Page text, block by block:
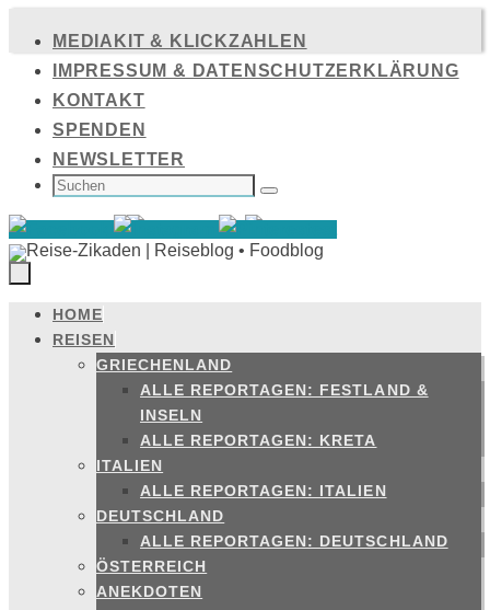
Inhalt
springen
MEDIAKIT & KLICKZAHLEN
IMPRESSUM & DATENSCHUTZERKLÄRUNG
KONTAKT
SPENDEN
NEWSLETTER
SUCHEN
NACH: Suchen
Zum
Inhalt
springen
HOME
REISEN
GRIECHENLAND
ALLE REPORTAGEN: FESTLAND &
INSELN
ALLE REPORTAGEN: KRETA
ITALIEN
ALLE REPORTAGEN: ITALIEN
DEUTSCHLAND
ALLE REPORTAGEN: DEUTSCHLAND
ÖSTERREICH
ANEKDOTEN